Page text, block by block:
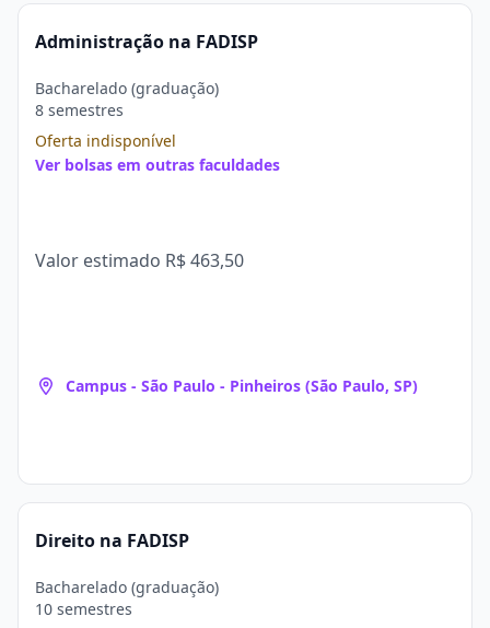
Administração na FADISP
Bacharelado (graduação)
8 semestres
Oferta indisponível
Ver bolsas em outras faculdades
Valor estimado R$ 463,50
Campus - São Paulo - Pinheiros (São Paulo, SP)
Direito na FADISP
Bacharelado (graduação)
10 semestres